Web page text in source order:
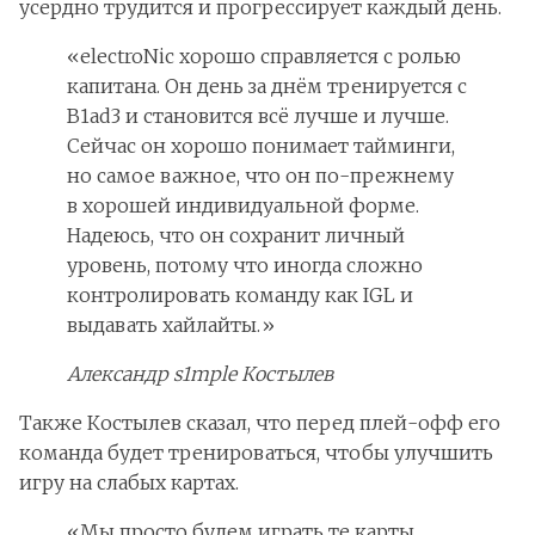
усердно трудится и прогрессирует каждый день.
«electroNic хорошо справляется с ролью
капитана. Он день за днём тренируется с
B1ad3 и становится всё лучше и лучше.
Сейчас он хорошо понимает тайминги,
но самое важное, что он по-прежнему
в хорошей индивидуальной форме.
Надеюсь, что он сохранит личный
уровень, потому что иногда сложно
контролировать команду как IGL и
выдавать хайлайты.»
Александр s1mple Костылев
Также Костылев сказал, что перед плей-офф его
команда будет тренироваться, чтобы улучшить
игру на слабых картах.